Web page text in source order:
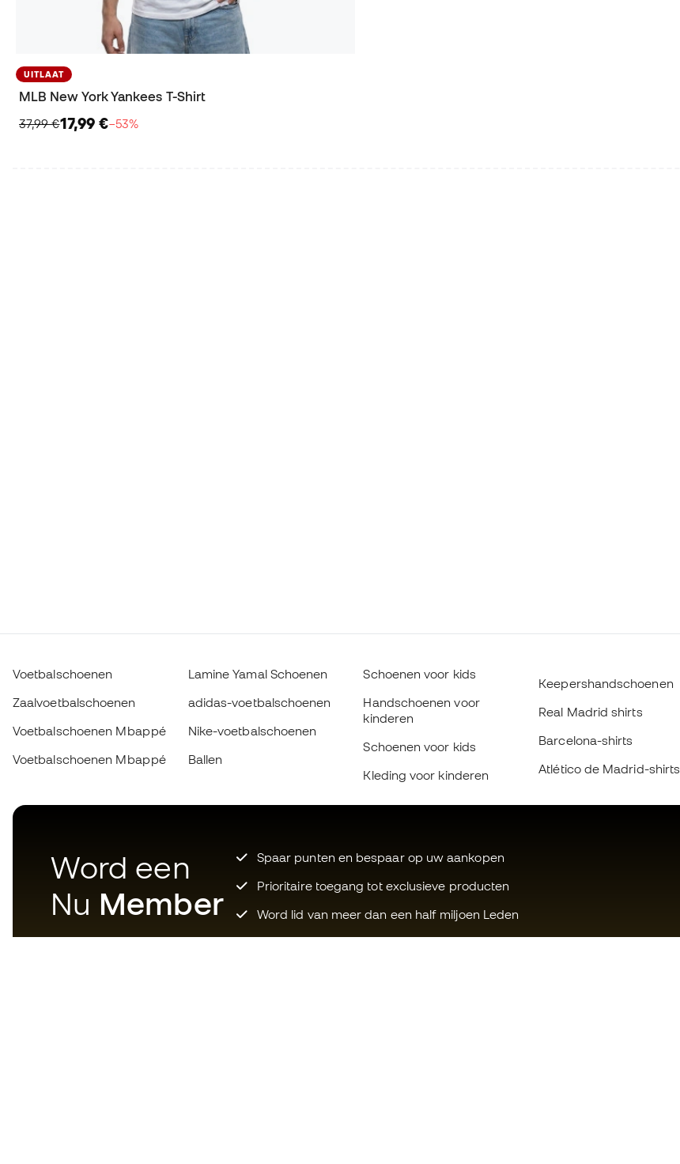
UITLAAT
MLB New York Yankees T-Shirt
37,99 €17,99 €−53%
Voetbalschoenen
Zaalvoetbalschoenen
Voetbalschoenen Mbappé
Voetbalschoenen Mbappé
Lamine Yamal Schoenen
adidas-voetbalschoenen
Nike-voetbalschoenen
Ballen
Schoenen voor kids
Handschoenen voor
kinderen
Schoenen voor kids
Kleding voor kinderen
Keepershandschoenen
Real Madrid shirts
Barcelona-shirts
Atlético de Madrid-shirts
Word een
Nu Member
Spaar punten en bespaar op uw aankopen
Prioritaire toegang tot exclusieve producten
Word lid van meer dan een half miljoen Leden